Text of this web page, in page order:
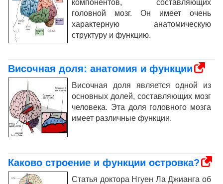
компонентов, составляющих
головной мозг. Он имеет очень
характерную анатомическую
структуру и функцию.
Височная доля: анатомия и функции
Височная доля является одной из
основных долей, составляющих мозг
человека. Эта доля головного мозга
имеет различные функции.
Каково строение и функции островка?
Статья доктора Нгуен Ла Джианга об